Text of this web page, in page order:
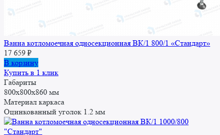
Ванна котломоечная односекционная ВК/1 800/1 «Стандарт»
17 659 ₽
В корзину
Купить в 1 клик
Габариты
800x800x860 мм
Материал каркаса
Оцинкованный уголок 1.2 мм